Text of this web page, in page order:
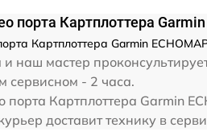
порта Картплоттера Garmin
Картплоттера Garmin
наш мастер
сервисном - 2 часа.
порта Картплоттера Garmin
доставит технику в